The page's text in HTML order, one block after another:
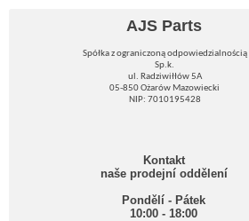
AJS Parts
Spółka z ograniczoną odpowiedzialnością
Sp.k.
ul. Radziwiłłów 5A
05-850 Ożarów Mazowiecki
NIP: 7010195428
Kontakt
naše prodejní oddělení
Pondělí - Pátek
10:00 - 18:00